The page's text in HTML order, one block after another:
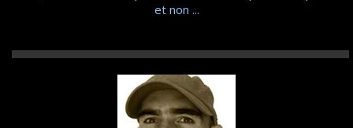
et non ...